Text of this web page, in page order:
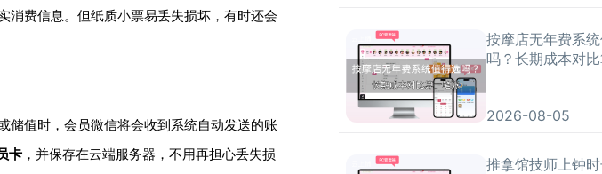
消费信息。但纸质小票易丢失损坏，有时还会
储值时，会员微信将会收到系统自动发送的账
卡 ，并保存在云端服务器，不用再担心丢失损
按摩店无年费系
吗？长期成本对
2026-08-05
推拿馆技师上钟